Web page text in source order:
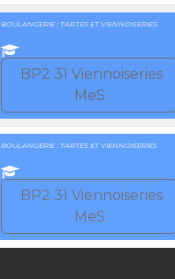
BOULANGERIE : TARTES ET VIENNOISERIES
BP2 31 Viennoiseries
MeS
BOULANGERIE : TARTES ET VIENNOISERIES
BP2 31 Viennoiseries
MeS